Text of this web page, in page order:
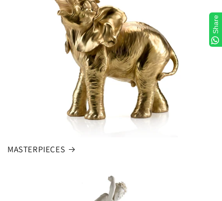
MASTERPIECES
Share